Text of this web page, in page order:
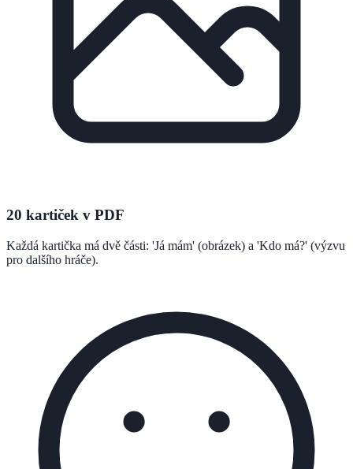
20 kartiček v PDF
Každá kartička má dvě části: 'Já mám' (obrázek) a 'Kdo má?' (výzvu
pro dalšího hráče).